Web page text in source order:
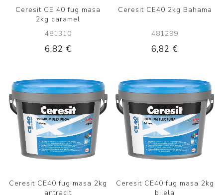
Ceresit CE 40 fug masa
2kg caramel
481310
6,82 €
Ceresit CE40 2kg Bahama
481299
6,82 €
Ceresit CE40 fug masa 2kg
antracit
Ceresit CE40 fug masa 2kg
bijela